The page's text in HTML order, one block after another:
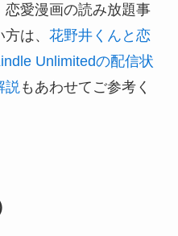
愛漫画の読み放題事
は、 花野井くんと恋
Unlimitedの配信状
説 もあわせてご参考く